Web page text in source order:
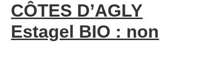
CÔTES D’AGLY
Estagel BIO : non